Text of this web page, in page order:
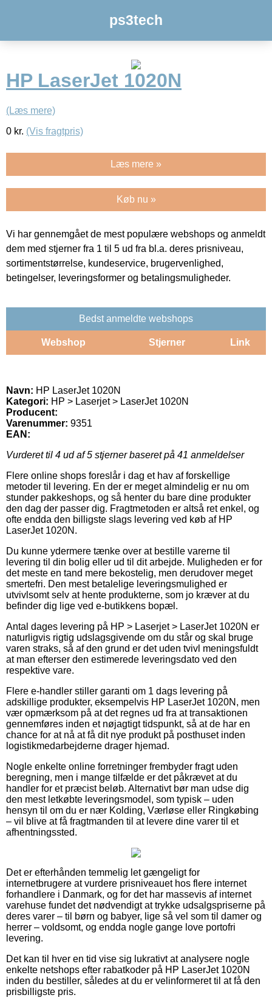
ps3tech
HP LaserJet 1020N
(Læs mere)
0 kr. (Vis fragtpris)
Læs mere »
Køb nu »
Vi har gennemgået de mest populære webshops og anmeldt
dem med stjerner fra 1 til 5 ud fra bl.a. deres prisniveau,
sortimentstørrelse, kundeservice, brugervenlighed,
betingelser, leveringsformer og betalingsmuligheder.
Bedst anmeldte webshops
Webshop Stjerner Link
Navn: HP LaserJet 1020N
Kategori: HP > Laserjet > LaserJet 1020N
Producent:
Varenummer: 9351
EAN:
Vurderet til 4 ud af 5 stjerner baseret på 41 anmeldelser
Flere online shops foreslår i dag et hav af forskellige
metoder til levering. En der er meget almindelig er nu om
stunder pakkeshops, og så henter du bare dine produkter
den dag der passer dig. Fragtmetoden er altså ret enkel, og
ofte endda den billigste slags levering ved køb af HP
LaserJet 1020N.
Du kunne ydermere tænke over at bestille varerne til
levering til din bolig eller ud til dit arbejde. Muligheden er for
det meste en tand mere bekostelig, men derudover meget
smertefri. Den mest betalelige leveringsmulighed er
utvivlsomt selv at hente produkterne, som jo kræver at du
befinder dig lige ved e-butikkens bopæl.
Antal dages levering på HP > Laserjet > LaserJet 1020N er
naturligvis rigtig udslagsgivende om du står og skal bruge
varen straks, så af den grund er det uden tvivl meningsfuldt
at man efterser den estimerede leveringsdato ved den
respektive vare.
Flere e-handler stiller garanti om 1 dags levering på
adskillige produkter, eksempelvis HP LaserJet 1020N, men
vær opmærksom på at det regnes ud fra at transaktionen
gennemføres inden et nøjagtigt tidspunkt, så at de har en
chance for at nå at få dit nye produkt på posthuset inden
logistikmedarbejderne drager hjemad.
Nogle enkelte online forretninger frembyder fragt uden
beregning, men i mange tilfælde er det påkrævet at du
handler for et præcist beløb. Alternativt bør man udse dig
den mest letkøbte leveringsmodel, som typisk – uden
hensyn til om du er nær Kolding, Værløse eller Ringkøbing
– vil blive at få fragtmanden til at levere dine varer til et
afhentningssted.
Det er efterhånden temmelig let gængeligt for
internetbrugere at vurdere prisniveauet hos flere internet
forhandlere i Danmark, og for det har massevis af internet
varehuse fundet det nødvendigt at trykke udsalgspriserne på
deres varer – til børn og babyer, lige så vel som til damer og
herrer – voldsomt, og endda nogle gange love portofri
levering.
Det kan til hver en tid vise sig lukrativt at analysere nogle
enkelte netshops efter rabatkoder på HP LaserJet 1020N
inden du bestiller, således at du er velinformeret til at få den
prisbilligste pris.